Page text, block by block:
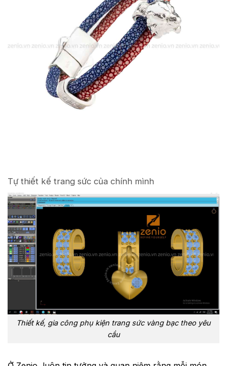
Tự thiết kế trang sức của chính mình
Thiết kế, gia công phụ kiện trang sức vàng bạc theo yêu
cầu